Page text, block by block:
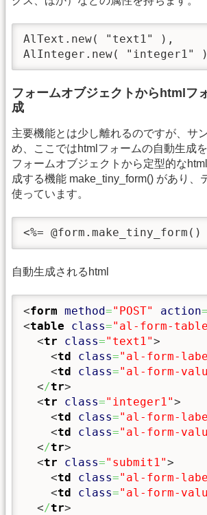
AlText.new( "text1" ),        #
AlInteger.new( "integer1" ),  #
フォームオブジェクトからhtmlフ
成
主要機能とは少し離れるのですが、サ
め、ここではhtmlフォームの自動生成を
フォームオブジェクトから定型的な
成する機能 make_tiny_form() があり、
使っています。
<%= @form.make_tiny_form()
自動生成されるhtml
<form method="POST" action=
<table class="al-form-
<tr class="text1">
<td class="al-form-
<td class="al-form-
</tr>
<tr class="integer1">
<td class="al-form-
<td class="al-form-
</tr>
<tr class="submit1">
<td class="al-form-
<td class="al-form-
</tr>